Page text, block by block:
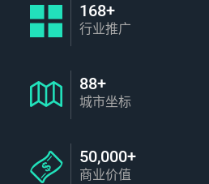
168+
行业推广
88+
城市坐标
50,000+
商业价值